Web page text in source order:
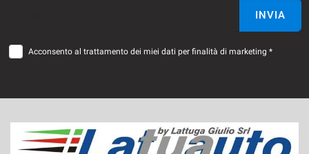
INVIA
Acconsento al trattamento dei miei dati per finalità di marketing *